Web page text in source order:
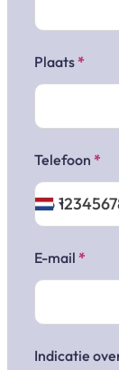
Plaats*
Telefoon *
E-mail *
Indicatie